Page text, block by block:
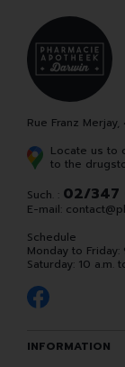
Rue Franz
Locate us to
to the
Such. : 02/347
E-mail: contact@
Schedule
Monday to Friday:
Saturday: 10 a.m.
INFORMATION